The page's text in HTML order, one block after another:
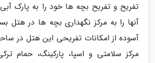
تفریح و تفریح بچه ها خود را به پارک
آنها را به مرکز نگهداری بچه ها در هتل
آسوده از امکانات تفریحی این هتل در
مرکز سلامتی و اسپا، پارکینگ، حمام